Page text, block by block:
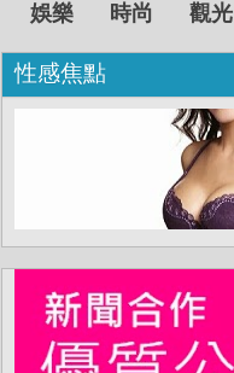
娛樂 時尚 觀光
性感焦點